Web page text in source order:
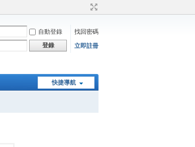
自動登錄
找回密碼
登錄 立即註冊
快捷導航